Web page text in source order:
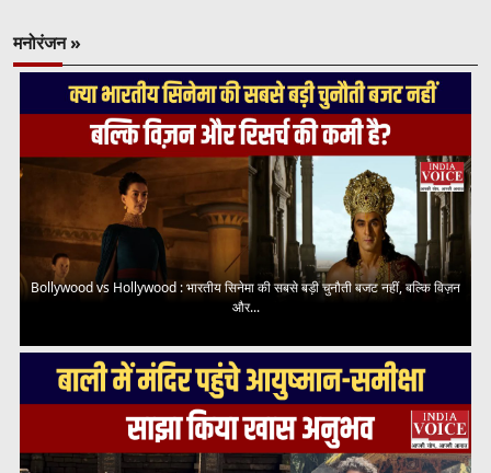
मनोरंजन »
Bollywood vs Hollywood : भारतीय सिनेमा की सबसे बड़ी चुनौती बजट नहीं, बल्कि विज़न
और...